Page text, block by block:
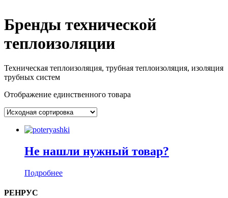
Бренды технической
теплоизоляции
Техническая теплоизоляция, трубная теплоизоляция, изоляция
трубных систем
Отображение единственного товара
Не нашли нужный товар?
Подробнее
РЕНРУС